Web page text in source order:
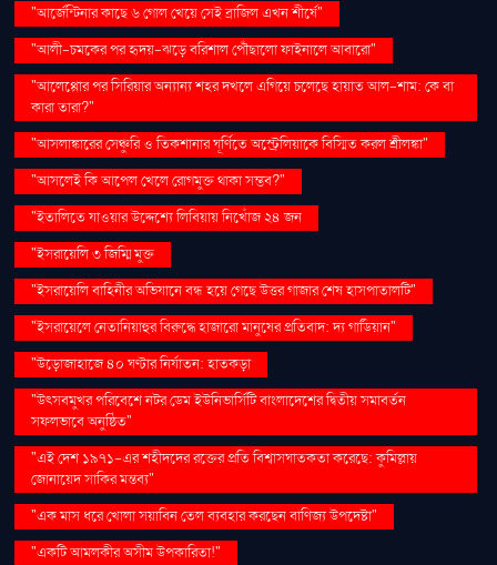
"আর্জেন্টিনার কাছে ৬ গোল খেয়ে সেই ব্রাজিল এখন শীর্ষে"
"আলী-চমকের পর হৃদয়-ঝড়ে বরিশাল পৌঁছালো ফাইনালে আবারো"
"আলেপ্পোর পর সিরিয়ার অন্যান্য শহর দখলে এগিয়ে চলেছে হায়াত আল-শাম: কে বা
কারা তারা?"
"আসলাঙ্কারের সেঞ্চুরি ও তিকশানার ঘূর্ণিতে অস্ট্রেলিয়াকে বিস্মিত করল শ্রীলঙ্কা"
"আসলেই কি আপেল খেলে রোগমুক্ত থাকা সম্ভব?"
"ইতালিতে যাওয়ার উদ্দেশ্যে লিবিয়ায় নিখোঁজ ২৪ জন
"ইসরায়েলি ৩ জিম্মি মুক্ত
"ইসরায়েলি বাহিনীর অভিযানে বন্ধ হয়ে গেছে উত্তর গাজার শেষ হাসপাতালটি"
"ইসরায়েলে নেতানিয়াহুর বিরুদ্ধে হাজারো মানুষের প্রতিবাদ: দ্য গার্ডিয়ান"
"উড়োজাহাজে ৪০ ঘণ্টার নির্যাতন: হাতকড়া
"উৎসবমুখর পরিবেশে নটর ডেম ইউনিভার্সিটি বাংলাদেশের দ্বিতীয় সমাবর্তন
সফলভাবে অনুষ্ঠিত"
"এই দেশ ১৯৭১-এর শহীদদের রক্তের প্রতি বিশ্বাসঘাতকতা করেছে: কুমিল্লায়
জোনায়েদ সাকির মন্তব্য"
"এক মাস ধরে খোলা সয়াবিন তেল ব্যবহার করছেন বাণিজ্য উপদেষ্টা"
"একটি আমলকীর অসীম উপকারিতা!"